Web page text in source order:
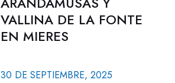
VALLINA DE LA FONTE
EN MIERES
30 DE SEPTIEMBRE, 2025